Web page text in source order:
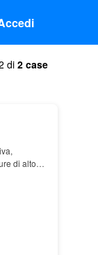
di2 case
di alto